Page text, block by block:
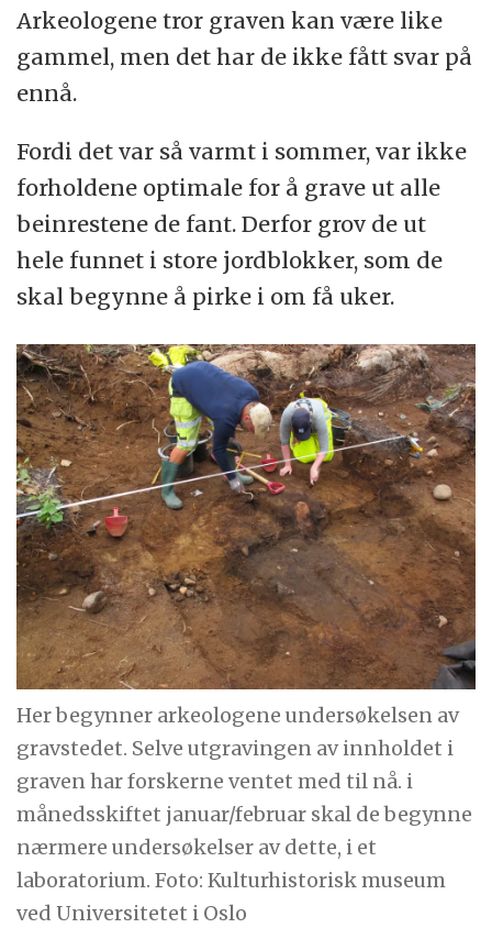
Arkeologene tror graven kan være like
gammel, men det har de ikke fått svar på
ennå.
Fordi det var så varmt i sommer, var ikke
forholdene optimale for å grave ut alle
beinrestene de fant. Derfor grov de ut
hele funnet i store jordblokker, som de
skal begynne å pirke i om få uker.
Her begynner arkeologene undersøkelsen av
gravstedet. Selve utgravingen av innholdet i
graven har forskerne ventet med til nå. i
månedsskiftet januar/februar skal de begynne
nærmere undersøkelser av dette, i et
laboratorium. Foto: Kulturhistorisk museum
ved Universitetet i Oslo